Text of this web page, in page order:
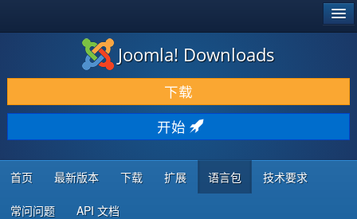
下载 & 扩展
发现 & 学习
社区 & 支持
开发者资源
Joomla! Downloads
下载
开始
首页 最新版本 下载 扩展 语言包 技术要求
常问问题 API 文档